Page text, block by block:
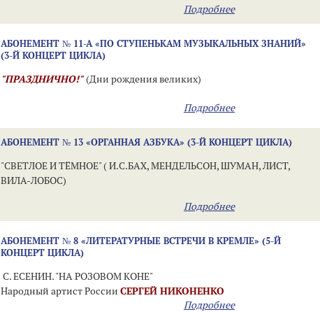
Подробнее
АБОНЕМЕНТ № 11-А «ПО СТУПЕНЬКАМ МУЗЫКАЛЬНЫХ ЗНАНИЙ»
(3-Й КОНЦЕРТ ЦИКЛА)
"ПРАЗДНИЧНО!"(Дни рождения великих)
Подробнее
АБОНЕМЕНТ № 13 «ОРГАННАЯ АЗБУКА» (3-Й КОНЦЕРТ ЦИКЛА)
"СВЕТЛОЕ И ТЁМНОЕ" ( И.С.БАХ, МЕНДЕЛЬСОН, ШУМАН, ЛИСТ,
ВИЛА-ЛОБОС)
Подробнее
АБОНЕМЕНТ № 8 «ЛИТЕРАТУРНЫЕ ВСТРЕЧИ В КРЕМЛЕ» (5-Й
КОНЦЕРТ ЦИКЛА)
С. ЕСЕНИН. "НА РОЗОВОМ КОНЕ"
Народный артист России СЕРГЕЙ НИКОНЕНКО
Подробнее